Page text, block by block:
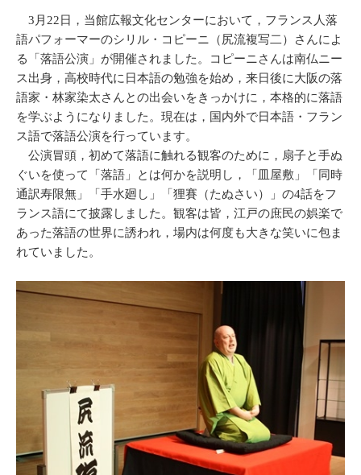
3月22日，当館広報文化センターにおいて，フランス人落
語パフォーマーのシリル・コピーニ（尻流複写二）さんによ
る「落語公演」が開催されました。コピーニさんは南仏ニー
ス出身，高校時代に日本語の勉強を始め，来日後に大阪の落
語家・林家染太さんとの出会いをきっかけに，本格的に落語
を学ぶようになりました。現在は，国内外で日本語・フラン
ス語で落語公演を行っています。
公演冒頭，初めて落語に触れる観客のために，扇子と手ぬ
ぐいを使って「落語」とは何かを説明し，「皿屋敷」「同時
通訳寿限無」「手水廻し」「狸賽（たぬさい）」の4話をフ
ランス語にて披露しました。観客は皆，江戸の庶民の娯楽で
あった落語の世界に誘われ，場内は何度も大きな笑いに包ま
れていました。